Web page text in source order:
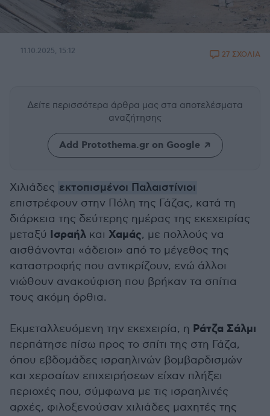
11.10.2025, 15:12 27 ΣΧΟΛΙΑ
Δείτε περισσότερα άρθρα μας στα αποτελέσματα
αναζήτησης
Add Protothema.gr on Google
Χιλιάδες εκτοπισμένοι Παλαιστίνιοι
επιστρέφουν στην Πόλη της Γάζας, κατά τη
διάρκεια της δεύτερης ημέρας της εκεχειρίας
μεταξύ Ισραήλ και Χαμάς, με πολλούς να
αισθάνονται «άδειοι» από το μέγεθος της
καταστροφής που αντικρίζουν, ενώ άλλοι
νιώθουν ανακούφιση που βρήκαν τα σπίτια
τους ακόμη όρθια.
Εκμεταλλευόμενη την εκεχειρία, η Ράτζα Σάλμι
περπάτησε πίσω προς το σπίτι της στη Γάζα,
όπου εβδομάδες ισραηλινών βομβαρδισμών
και χερσαίων επιχειρήσεων είχαν πλήξει
περιοχές που, σύμφωνα με τις ισραηλινές
αρχές, φιλοξενούσαν χιλιάδες μαχητές της